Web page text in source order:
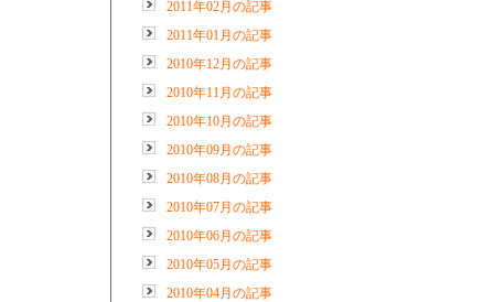
2011年02月の記事
2011年01月の記事
2010年12月の記事
2010年11月の記事
2010年10月の記事
2010年09月の記事
2010年08月の記事
2010年07月の記事
2010年06月の記事
2010年05月の記事
2010年04月の記事